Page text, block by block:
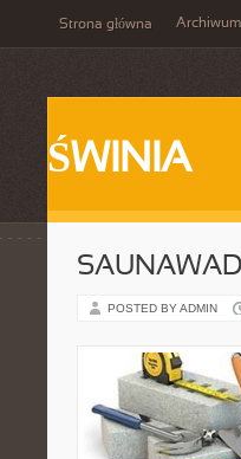
Strona główna Archiwum
ŚWINIA
POSTED BY ADMIN